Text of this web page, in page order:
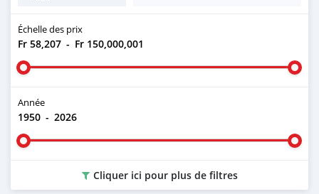
Échelle des prix
Fr 58,207 - Fr 150,000,001
Année
1950 - 2026
Cliquer ici pour plus de filtres